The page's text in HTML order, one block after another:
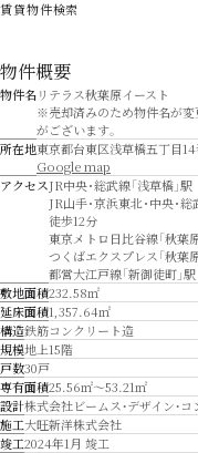
賃貸物件検索
物件概要
物件名リテラス秋葉原イースト
※売却済みのため物件名が変
がございます。
所在地東京都台東区浅草橋五丁目
Google map
アクセスJR中央･総武線「浅草橋」
JR山手･京浜東北･中央･総
徒歩12分
東京メトロ日比谷線「秋葉
つくばエクスプレス「秋葉
都営大江戸線「新御徒町」
敷地面積232.58㎡
延床面積1,357.64㎡
構造鉄筋コンクリート造
規模地上15階
戸数30戸
専有面積25.56㎡〜53.21㎡
設計株式会社ビームス・デザイン・
施工大旺新洋株式会社
竣工2024年1月 竣工